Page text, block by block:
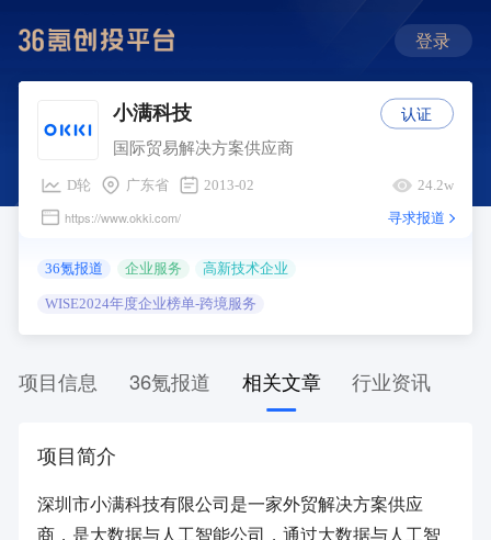
登录
小满科技
国际贸易解决方案供应商
D轮 广东省 2013-02 24.2w
https://www.okki.com/ 寻求报道
36氪报道 企业服务 高新技术企业
WISE2024年度企业榜单-跨境服务
认证
项目信息 36氪报道 相关文章 行业资讯
项目简介
深圳市小满科技有限公司是一家外贸解决方案供应
商，是大数据与人工智能公司，通过大数据与人工智